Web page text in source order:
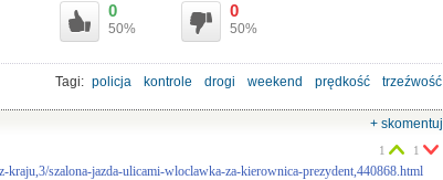
0
50%
0
50%
Tagi: policja kontrole drogi weekend prędkość
trzeźwość
+ skomentuj
szalona-jazda-ulicami-wloclawka-za-kierownica-prezydent,440868.html
1 1